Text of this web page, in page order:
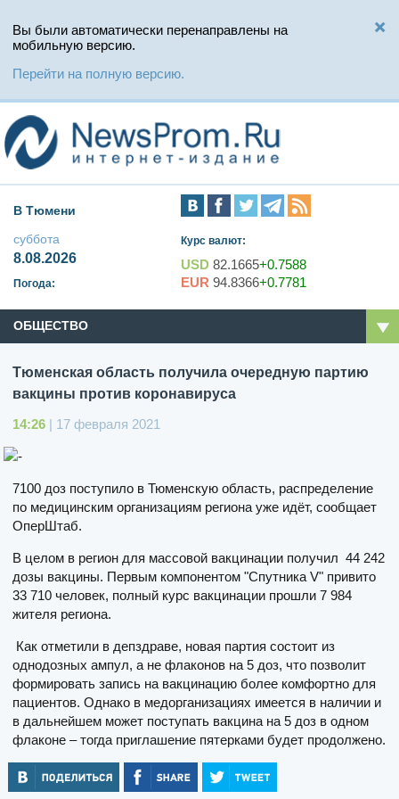
Вы были автоматически перенаправлены на
мобильную версию.
Перейти на полную версию.
В Тюмени
суббота
8.08.2026
Погода:
Курс валют:
USD 82.1665+0.7588
EUR 94.8366+0.7781
ОБЩЕСТВО
Тюменская область получила очередную партию
вакцины против коронавируса
14:26 | 17 февраля 2021
7100 доз поступило в Тюменскую область, распределение
по медицинским организациям региона уже идёт, сообщает
ОперШтаб.
В целом в регион для массовой вакцинации получил 44 242
дозы вакцины. Первым компонентом "Спутника V" привито
33 710 человек, полный курс вакцинации прошли 7 984
жителя региона.
Как отметили в депздраве, новая партия состоит из
однодозных ампул, а не флаконов на 5 доз, что позволит
формировать запись на вакцинацию более комфортно для
пациентов. Однако в медорганизациях имеется в наличии и
в дальнейшем может поступать вакцина на 5 доз в одном
флаконе – тогда приглашение пятерками будет продолжено.